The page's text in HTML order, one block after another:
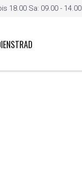
18.00 Sa: 09.00 -